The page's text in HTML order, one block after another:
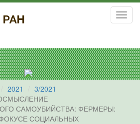
2021
3/2021
САМОУБИЙСТВА: ФЕРМЕРЫ:
СОЦИАЛЬНЫХ